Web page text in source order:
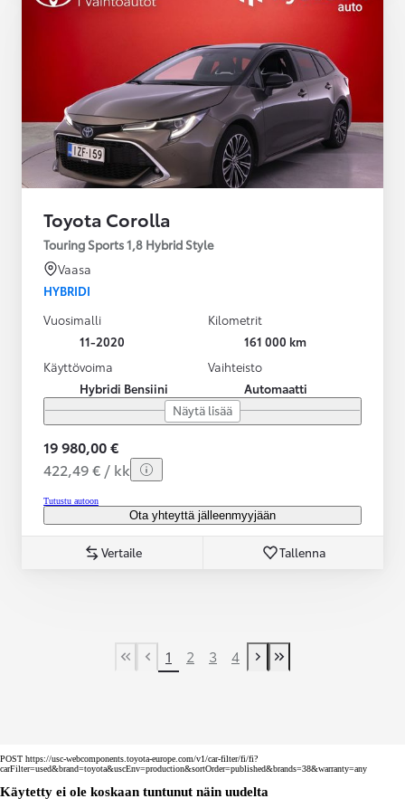
Toyota Corolla
Touring Sports 1,8 Hybrid Style
Vaasa
HYBRIDI
Vuosimalli
11-2020
Kilometrit
161 000 km
Käyttövoima
Hybridi Bensiini
Vaihteisto
Automaatti
Näytä lisää
19 980,00 €
422,49 € / kk
Tutustu autoon
Ota yhteyttä jälleenmyyjään
Vertaile Tallenna
First Page
Previous page
1 2 3 4
Next page
Last Page
POST https://usc-webcomponents.toyota-europe.com/v1/car-filter/fi/fi?
carFilter=used&brand=toyota&uscEnv=production&sortOrder=published&brands=38&warranty=any
Käytetty ei ole koskaan tuntunut näin uudelta